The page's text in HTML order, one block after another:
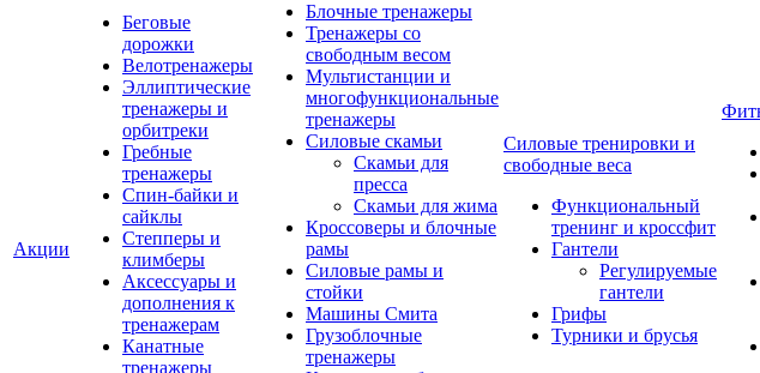
Акции
Беговые
дорожки
Велотренажеры
Эллиптические
тренажеры и
орбитреки
Гребные
тренажеры
Спин-байки и
сайклы
Степперы и
климберы
Аксессуары и
дополнения к
тренажерам
Канатные
тренажеры
Блочные тренажеры
Тренажеры со
свободным весом
Мультистанции и
многофункциональные
тренажеры
Силовые скамьи
Скамьи для
пресса
Скамьи для жима
Кроссоверы и блочные
рамы
Силовые рамы и
стойки
Машины Смита
Грузоблочные
тренажеры
Силовые тренировки и
свободные веса
Функциональный
тренинг и кроссфит
Гантели
Регулируемые
гантели
Грифы
Турники и брусья